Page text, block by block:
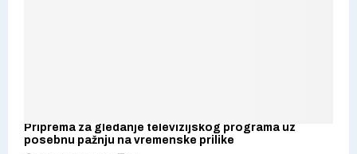
Priprema za gledanje televizijskog programa uz
posebnu pažnju na vremenske prilike